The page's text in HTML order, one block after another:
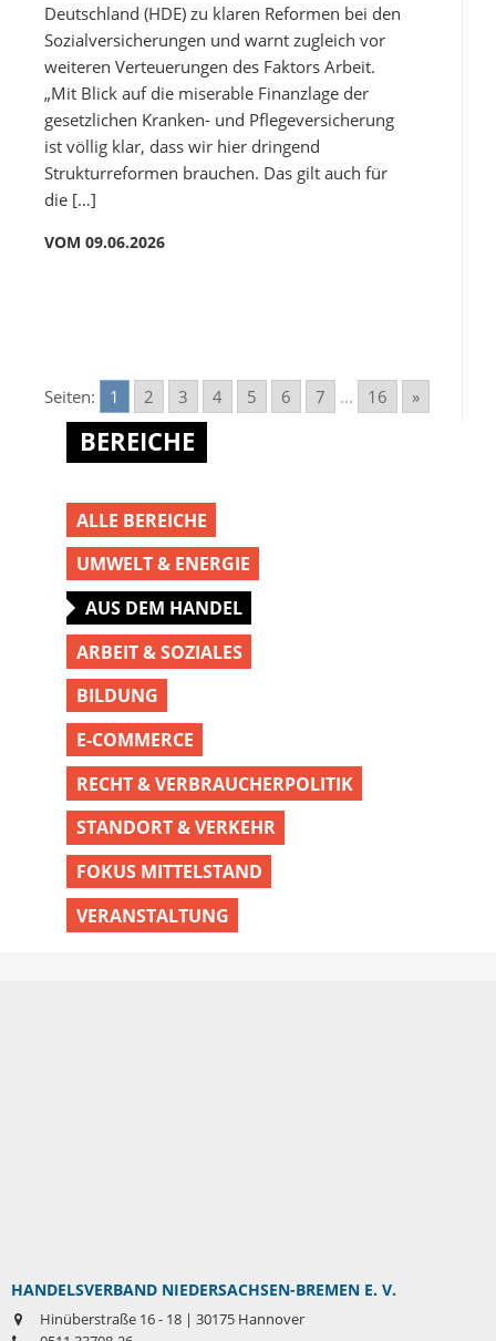
Deutschland (HDE) zu klaren Reformen bei den
Sozialversicherungen und warnt zugleich vor
weiteren Verteuerungen des Faktors Arbeit.
„Mit Blick auf die miserable Finanzlage der
gesetzlichen Kranken- und Pflegeversicherung
ist völlig klar, dass wir hier dringend
Strukturreformen brauchen. Das gilt auch für
die […]
VOM 09.06.2026
Seiten: 1 2 3 4 5 6 7 ... 16 »
BEREICHE
ALLE BEREICHE
UMWELT & ENERGIE
AUS DEM HANDEL
ARBEIT & SOZIALES
BILDUNG
E-COMMERCE
RECHT & VERBRAUCHERPOLITIK
STANDORT & VERKEHR
FOKUS MITTELSTAND
VERANSTALTUNG
HANDELSVERBAND NIEDERSACHSEN-BREMEN E. V.
Hinüberstraße 16 - 18 | 30175 Hannover